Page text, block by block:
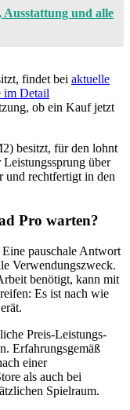
und alle
findet bei aktuelle
im Detail
ob ein Kauf jetzt
besitzt, für den lohnt
über
und rechtfertigt in den
Pro warten?
Eine pauschale Antwort
Verwendungszweck.
benötigt, kann mit
Es ist nach wie
Preis-Leistungs-
Erfahrungsgemäß
einer
als auch bei
Spielraum.